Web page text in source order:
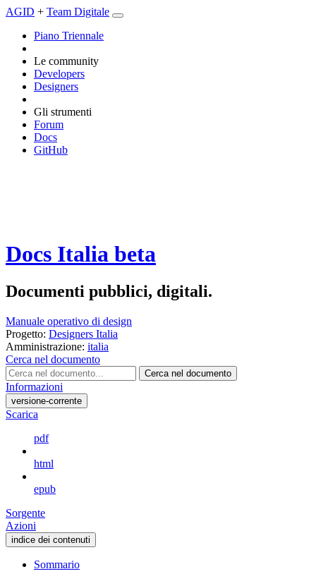
AGID + Team Digitale
Piano Triennale
Le community
Developers
Designers
Gli strumenti
Forum
Docs
GitHub
Docs Italia beta
Documenti pubblici, digitali.
Manuale operativo di design
Progetto: Designers Italia
Amministrazione: italia
Cerca nel documento
Cerca nel documento
Informazioni
versione-corrente
Scarica
pdf
html
epub
Sorgente
Azioni
indice dei contenuti
Sommario